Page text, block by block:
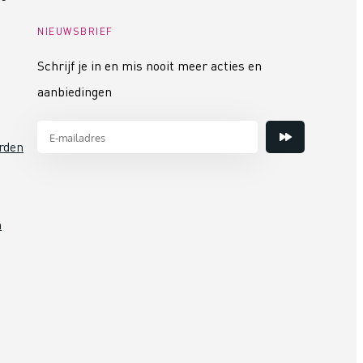
X30 serie (M8)
€ 2,01
Bestel mee
NIEUWSBRIEF
Schrijf je in en mis nooit meer acties en
aanbiedingen